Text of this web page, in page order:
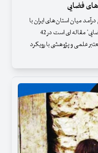
فضایی
میان استان‌های ایران با
استفاده از رویکرد تحلیل اکتشافی داده‌های فضایی" مقاله ای است در 42
معتبر علمی و پژوهشی با رویکرد